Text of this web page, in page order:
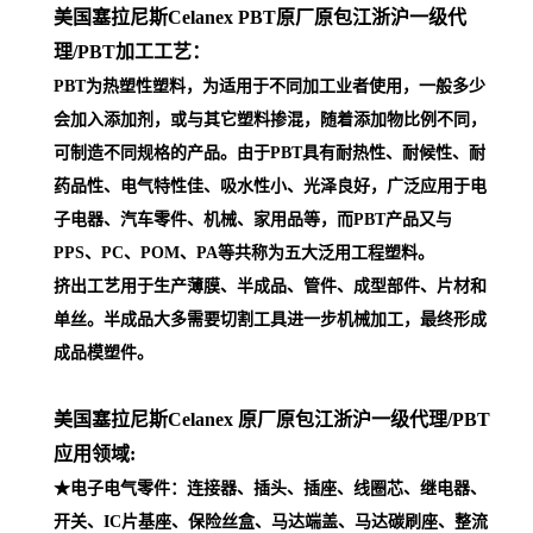
美国塞拉尼斯Celanex PBT原厂原包江浙沪一级代
理/PBT加工工艺：
PBT为热塑性塑料，为适用于不同加工业者使用，一般多少
会加入添加剂，或与其它塑料掺混，随着添加物比例不同，
可制造不同规格的产品。由于PBT具有耐热性、耐候性、耐
药品性、电气特性佳、吸水性小、光泽良好，广泛应用于电
子电器、汽车零件、机械、家用品等，而PBT产品又与
PPS、PC、POM、PA等共称为五大泛用工程塑料。
挤出工艺用于生产薄膜、半成品、管件、成型部件、片材和
单丝。半成品大多需要切割工具进一步机械加工，最终形成
成品模塑件。
美国塞拉尼斯Celanex 原厂原包江浙沪一级代理/PBT
应用领域:
★电子电气零件：连接器、插头、插座、线圈芯、继电器、
开关、IC片基座、保险丝盒、马达端盖、马达碳刷座、整流